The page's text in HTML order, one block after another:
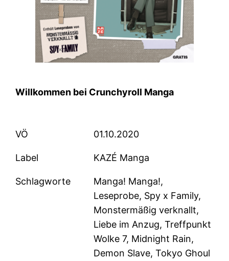
Willkommen bei Crunchyroll Manga
VÖ 01.10.2020
Label KAZÉ Manga
Schlagworte
Manga! Manga!,
Leseprobe, Spy x Family,
Monstermäßig verknallt,
Liebe im Anzug, Treffpunkt
Wolke 7, Midnight Rain,
Demon Slave, Tokyo Ghoul